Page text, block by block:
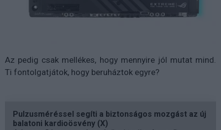
Az pedig csak mellékes, hogy mennyire jól mutat mind.
Ti fontolgatjátok, hogy beruháztok egyre?
Pulzusméréssel segíti a biztonságos mozgást az új
balatoni kardioösvény (X)